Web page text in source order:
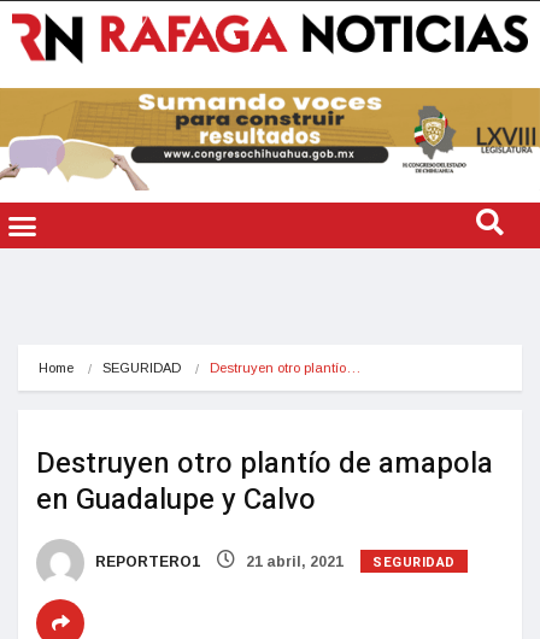
Home SEGURIDAD Destruyen otro plantío…
Destruyen otro plantío de amapola
en Guadalupe y Calvo
REPORTERO1 21 abril, 2021 SEGURIDAD